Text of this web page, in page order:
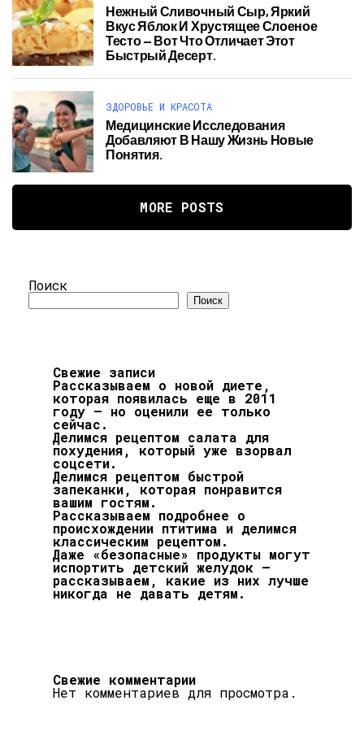
Нежный Сливочный Сыр, Яркий
Вкус Яблок И Хрустящее Слоеное
Тесто — Вот Что Отличает Этот
Быстрый Десерт.
ЗДОРОВЬЕ И КРАСОТА
Медицинские Исследования
Добавляют В Нашу Жизнь Новые
Понятия.
MORE POSTS
Поиск
Поиск
Свежие записи
Рассказываем о новой диете,
которая появилась еще в 2011
году — но оценили ее только
сейчас.
Делимся рецептом салата для
похудения, который уже взорвал
соцсети.
Делимся рецептом быстрой
запеканки, которая понравится
вашим гостям.
Рассказываем подробнее о
происхождении птитима и делимся
классическим рецептом.
Даже «безопасные» продукты могут
испортить детский желудок —
рассказываем, какие из них лучше
никогда не давать детям.
Свежие комментарии
Нет комментариев для просмотра.